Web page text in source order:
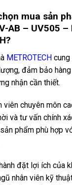
mua sản
AB – UV505
METROTECH
đảm bảo
nhận cần thiết.
viên chuyên môn
và tư vấn chính
phẩm phù hợp
đặt lợi ích của
nhân viên kỹ